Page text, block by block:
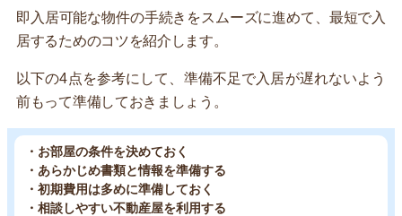
即入居可能な物件の手続きをスムーズに進めて、最短で入
居するためのコツを紹介します。
以下の4点を参考にして、準備不足で入居が遅れないよう
前もって準備しておきましょう。
・お部屋の条件を決めておく
・あらかじめ書類と情報を準備する
・初期費用は多めに準備しておく
・相談しやすい不動産屋を利用する